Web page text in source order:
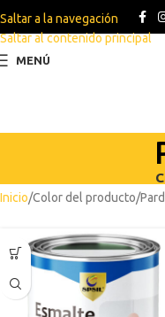
Saltar a la navegación
Saltar al contenido principal
MENÚ
Inicio Color del producto